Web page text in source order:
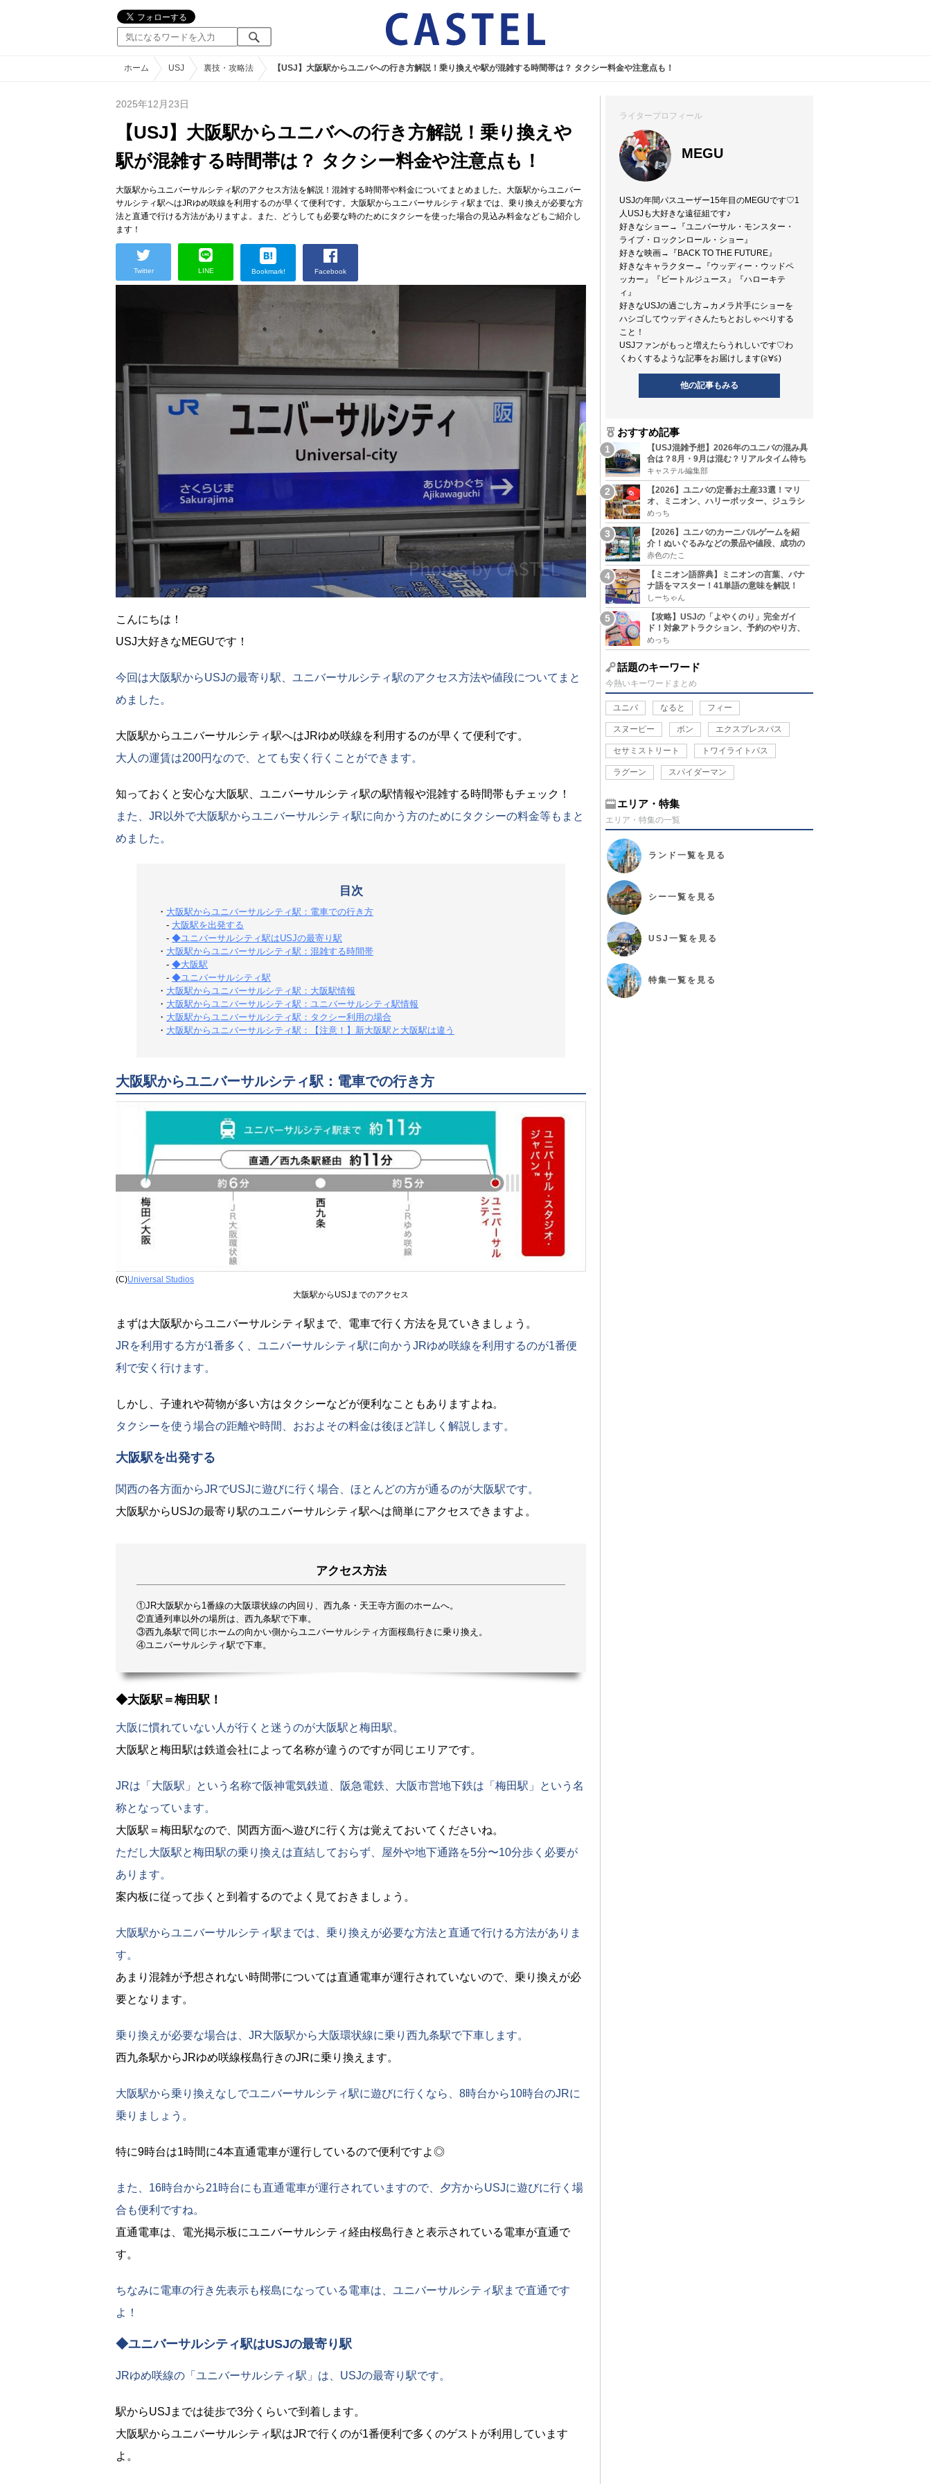
ホーム USJ 裏技・攻略法 【USJ】大阪駅からユニバへの行き方解説！乗り換えや駅が混雑する時間帯は？ タクシー料金や注意点も！
2025年12月23日
【USJ】大阪駅からユニバへの行き方解説！乗り換えや
駅が混雑する時間帯は？ タクシー料金や注意点も！
大阪駅からユニバーサルシティ駅のアクセス方法を解説！混雑する時間帯や料金についてまとめました。大阪駅からユニバー
サルシティ駅へはJRゆめ咲線を利用するのが早くて便利です。大阪駅からユニバーサルシティ駅までは、乗り換えが必要な方
法と直通で行ける方法がありますよ。また、どうしても必要な時のためにタクシーを使った場合の見込み料金などもご紹介し
ます！
Twitter LINE Bookmark! Facebook
こんにちは！
USJ大好きなMEGUです！
今回は大阪駅からUSJの最寄り駅、ユニバーサルシティ駅のアクセス方法や値段についてまと
めました。
大阪駅からユニバーサルシティ駅へはJRゆめ咲線を利用するのが早くて便利です。
大人の運賃は200円なので、とても安く行くことができます。
知っておくと安心な大阪駅、ユニバーサルシティ駅の駅情報や混雑する時間帯もチェック！
また、JR以外で大阪駅からユニバーサルシティ駅に向かう方のためにタクシーの料金等もまと
めました。
目次
・ 大阪駅からユニバーサルシティ駅：電車での行き方
- 大阪駅を出発する
- ◆ユニバーサルシティ駅はUSJの最寄り駅
・ 大阪駅からユニバーサルシティ駅：混雑する時間帯
- ◆大阪駅
- ◆ユニバーサルシティ駅
・ 大阪駅からユニバーサルシティ駅：大阪駅情報
・ 大阪駅からユニバーサルシティ駅：ユニバーサルシティ駅情報
・ 大阪駅からユニバーサルシティ駅：タクシー利用の場合
・ 大阪駅からユニバーサルシティ駅：【注意！】新大阪駅と大阪駅は違う
大阪駅からユニバーサルシティ駅：電車での行き方
(C)Universal Studios
大阪駅からUSJまでのアクセス
まずは大阪駅からユニバーサルシティ駅まで、電車で行く方法を見ていきましょう。
JRを利用する方が1番多く、ユニバーサルシティ駅に向かうJRゆめ咲線を利用するのが1番便
利で安く行けます。
しかし、子連れや荷物が多い方はタクシーなどが便利なこともありますよね。
タクシーを使う場合の距離や時間、おおよその料金は後ほど詳しく解説します。
大阪駅を出発する
関西の各方面からJRでUSJに遊びに行く場合、ほとんどの方が通るのが大阪駅です。
大阪駅からUSJの最寄り駅のユニバーサルシティ駅へは簡単にアクセスできますよ。
アクセス方法
①JR大阪駅から1番線の大阪環状線の内回り、西九条・天王寺方面のホームへ。
②直通列車以外の場所は、西九条駅で下車。
③西九条駅で同じホームの向かい側からユニバーサルシティ方面桜島行きに乗り換え。
④ユニバーサルシティ駅で下車。
◆大阪駅＝梅田駅！
大阪に慣れていない人が行くと迷うのが大阪駅と梅田駅。
大阪駅と梅田駅は鉄道会社によって名称が違うのですが同じエリアです。
JRは「大阪駅」という名称で阪神電気鉄道、阪急電鉄、大阪市営地下鉄は「梅田駅」という名
称となっています。
大阪駅＝梅田駅なので、関西方面へ遊びに行く方は覚えておいてくださいね。
ただし大阪駅と梅田駅の乗り換えは直結しておらず、屋外や地下通路を5分〜10分歩く必要が
あります。
案内板に従って歩くと到着するのでよく見ておきましょう。
大阪駅からユニバーサルシティ駅までは、乗り換えが必要な方法と直通で行ける方法がありま
す。
あまり混雑が予想されない時間帯については直通電車が運行されていないので、乗り換えが必
要となります。
乗り換えが必要な場合は、JR大阪駅から大阪環状線に乗り西九条駅で下車します。
西九条駅からJRゆめ咲線桜島行きのJRに乗り換えます。
大阪駅から乗り換えなしでユニバーサルシティ駅に遊びに行くなら、8時台から10時台のJRに
乗りましょう。
特に9時台は1時間に4本直通電車が運行しているので便利ですよ◎
また、16時台から21時台にも直通電車が運行されていますので、夕方からUSJに遊びに行く場
合も便利ですね。
直通電車は、電光掲示板にユニバーサルシティ経由桜島行きと表示されている電車が直通で
す。
ちなみに電車の行き先表示も桜島になっている電車は、ユニバーサルシティ駅まで直通です
よ！
◆ユニバーサルシティ駅はUSJの最寄り駅
JRゆめ咲線の「ユニバーサルシティ駅」は、USJの最寄り駅です。
駅からUSJまでは徒歩で3分くらいで到着します。
大阪駅からユニバーサルシティ駅はJRで行くのが1番便利で多くのゲストが利用しています
よ。
ライタープロフィール
MEGU
USJの年間パスユーザー15年目のMEGUです♡1
人USJも大好きな遠征組です♪
好きなショー→『ユニバーサル・モンスター・
ライブ・ロックンロール・ショー』
好きな映画→『BACK TO THE FUTURE』
好きなキャラクター→『ウッディー・ウッドペ
ッカー』『ビートルジュース』『ハローキテ
ィ』
好きなUSJの過ごし方→カメラ片手にショーを
ハシゴしてウッディさんたちとおしゃべりする
こと！
USJファンがもっと増えたらうれしいです♡わ
くわくするような記事をお届けします(≧∀≦)
他の記事もみる
おすすめ記事
【USJ混雑予想】2026年のユニバの混み具
合は？8月・9月は混む？リアルタイム待ち
時間アプリも
キャステル編集部
【2026】ユニバの定番お土産33選！マリ
オ、ミニオン、ハリーポッター、ジュラシ
ックパーク、セサミ、SINGなどのグッズ情
報
めっち
【2026】ユニバのカーニバルゲームを紹
介！ぬいぐるみなどの景品や値段、成功の
コツ、実施場所まとめ
赤色のたこ
【ミニオン語辞典】ミニオンの言葉、バナ
ナ語をマスター！41単語の意味を解説！
しーちゃん
【攻略】USJの「よやくのり」完全ガイ
ド！対象アトラクション、予約のやり方、
整理券との違い、注意点を紹介
めっち
話題のキーワード
今熱いキーワードまとめ
ユニバ なると フィー
スヌーピー ボン エクスプレスパス
セサミストリート トワイライトパス
ラグーン スパイダーマン
エリア・特集
エリア・特集の一覧
ランド 一覧を見る
シー一覧を見る
USJ 一覧を見る
特集一覧を見る